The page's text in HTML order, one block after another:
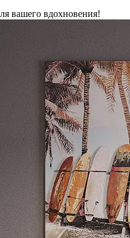
вашего вдохновения!